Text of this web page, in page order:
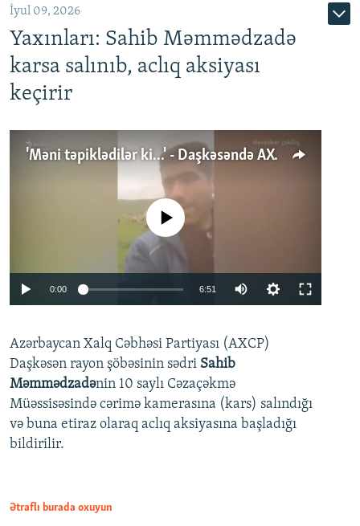
İyul 09, 2026
Yaxınları: Sahib Məmmədzadə
karsa salınıb, aclıq aksiyası
keçirir
'Məni təpiklədilər ki...' - Daşkəsəndə AXCP fəalının yaxınları onun həbsinə etiraz edirlər
Auto 240p 360p
720p 1080p
No media source currently available
0:00 6:51
360p
720p
1080p
Azərbaycan Xalq Cəbhəsi Partiyası (AXCP)
Daşkəsən rayon şöbəsinin sədri Sahib
Məmmədzadənin 10 saylı Cəzaçəkmə
Müəssisəsində cərimə kamerasına (kars) salındığı
və buna etiraz olaraq aclıq aksiyasına başladığı
bildirilir.
Ətraflı burada oxuyun